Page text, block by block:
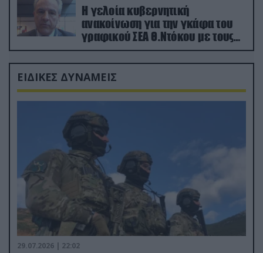
Η γελοία κυβερνητική
ανακοίνωση για την γκάφα του
γραφικού ΣΕΑ Θ.Ντόκου με τους
Ρώσους φαρσέρ
ΕΙΔΙΚΕΣ ΔΥΝΑΜΕΙΣ
29.07.2026 | 22:02